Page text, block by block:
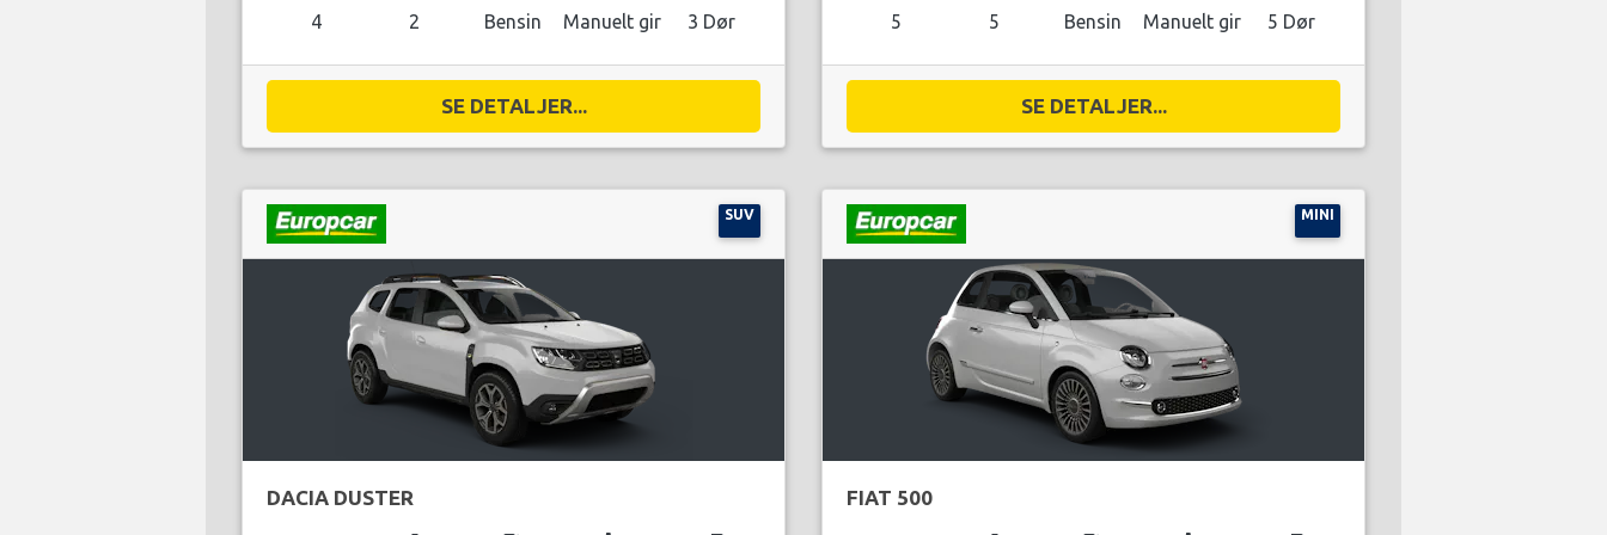
4 2 Bensin Manuelt gir 3 Dør
SE DETALJER...
5 5 Bensin Manuelt gir 5 Dør
SE DETALJER...
SUV
DACIA DUSTER
MINI
FIAT 500